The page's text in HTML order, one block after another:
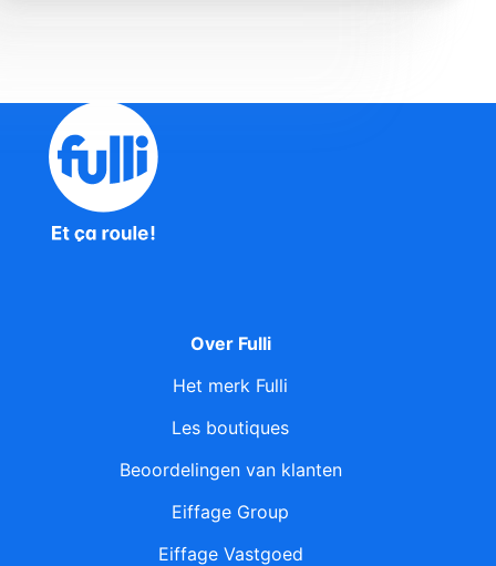
Over Fulli
Het merk Fulli
Les boutiques
Beoordelingen van klanten
Eiffage Group
Eiffage Vastgoed